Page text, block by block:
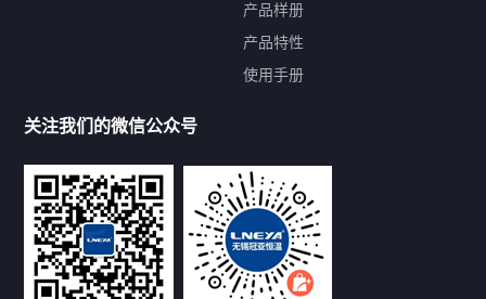
提交您的需求，免费获取产品资料
--亦可拨打我们的24小时服务咨询热线--
13912479193
产品样册
产品特性
使用手册
关注我们的微信公众号